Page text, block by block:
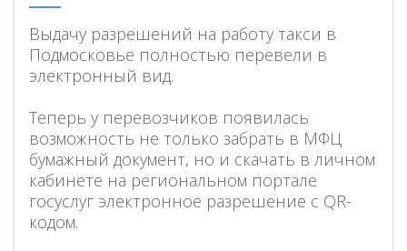
Выдачу разрешений на работу такси в
Подмосковье полностью перевели в
электронный вид.
Теперь у перевозчиков появилась
возможность не только забрать в МФЦ
бумажный документ, но и скачать в личном
кабинете на региональном портале
госуслуг электронное разрешение с QR-
кодом.